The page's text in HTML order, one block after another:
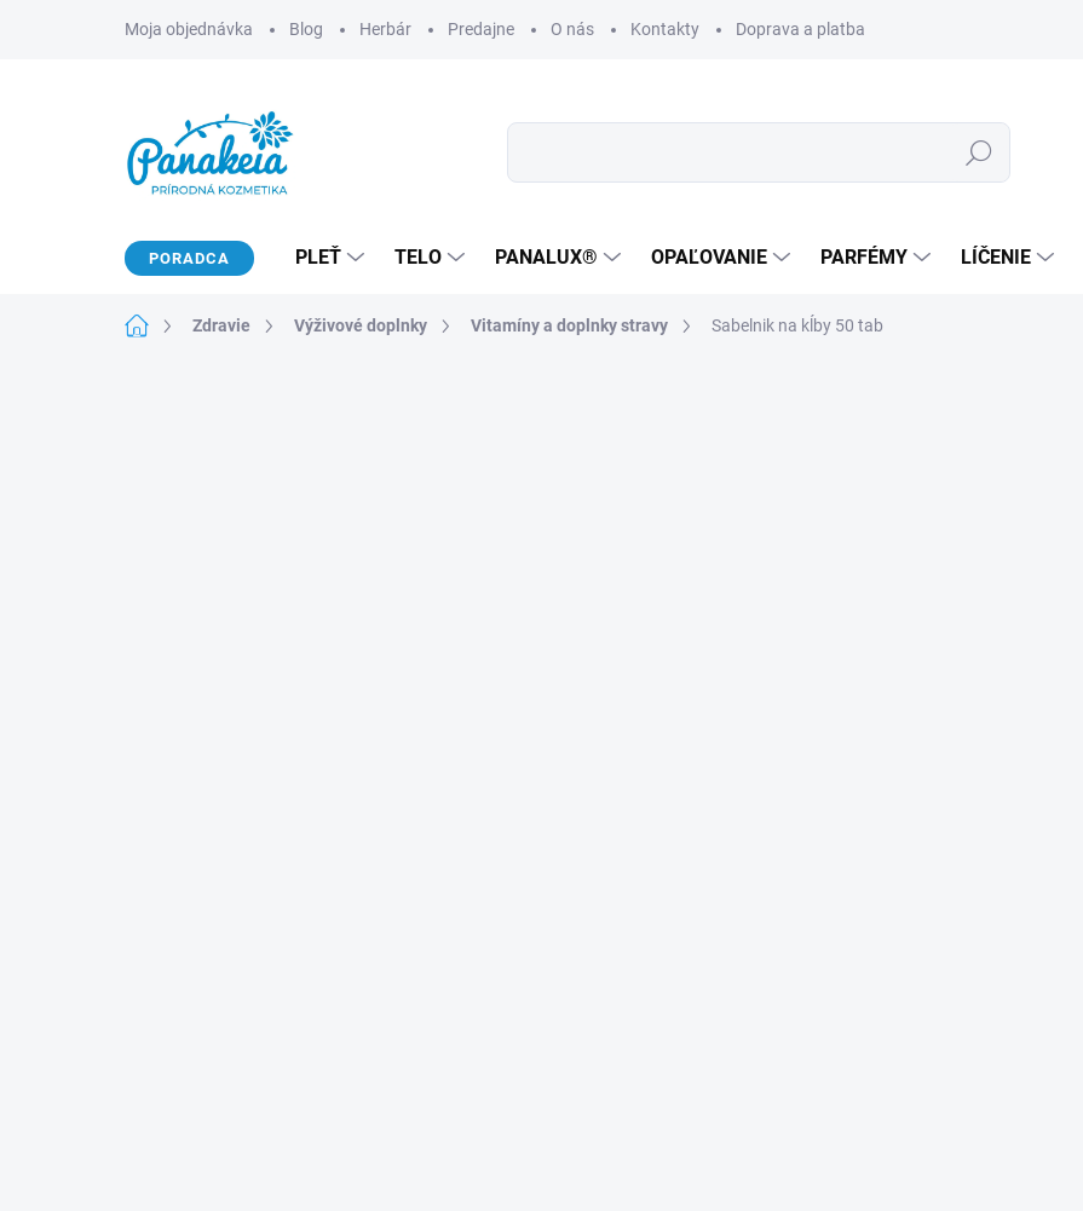
Moja objednávka Blog Herbár Predajne O nás Kontakty Doprava a platba
Hľadať
PORADCA PLEŤ TELO PANALUX® OPAĽOVANIE PARFÉMY LÍČENIE
DomovZdravie Výživové doplnky Vitamíny a doplnky stravy Sabelnik na kĺby 50 tab